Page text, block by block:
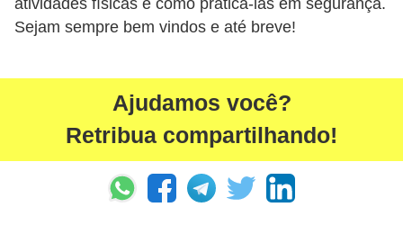
atividades físicas e como praticá-las em segurança.
Sejam sempre bem vindos e até breve!
Ajudamos você?
Retribua compartilhando!